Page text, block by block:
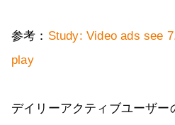
参考： Study: Video ads see
play
デイリーアクティブユーザー